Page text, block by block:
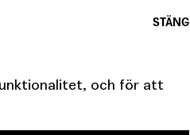
STÄNG
och för att